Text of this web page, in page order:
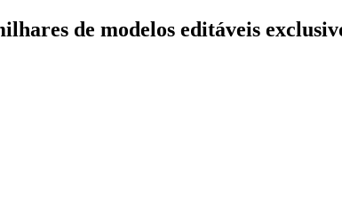
de modelos editáveis